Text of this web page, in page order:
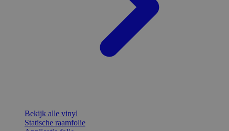
Bekijk alle vinyl
Statische raamfolie